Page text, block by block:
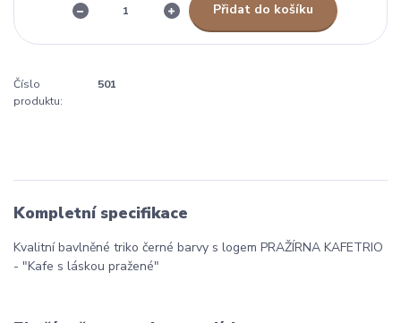
Přidat do košíku
Číslo
produktu:
501
Kompletní specifikace
Kvalitní bavlněné triko černé barvy s logem PRAŽÍRNA KAFETRIO
- "Kafe s láskou pražené"